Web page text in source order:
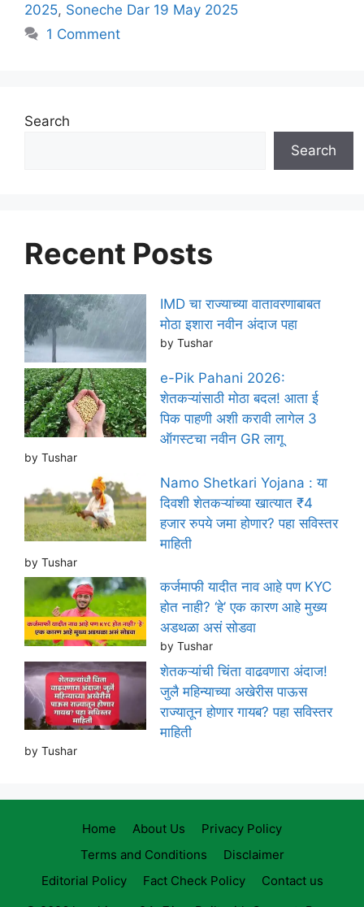
2025, Soneche Dar 19 May 2025
1 Comment
Search
Search
Recent Posts
IMD चा राज्याच्या वातावरणाबाबत
मोठा इशारा नवीन अंदाज पहा
by Tushar
e-Pik Pahani 2026:
शेतकऱ्यांसाठी मोठा बदल! आता ई
पिक पाहणी अशी करावी लागेल 3
ऑगस्टचा नवीन GR लागू
by Tushar
Namo Shetkari Yojana : या
दिवशी शेतकऱ्यांच्या खात्यात ₹4
हजार रुपये जमा होणार? पहा सविस्तर
माहिती
by Tushar
कर्जमाफी यादीत नाव आहे पण KYC
होत नाही? ‘हे’ एक कारण आहे मुख्य
अडथळा असं सोडवा
by Tushar
शेतकऱ्यांची चिंता वाढवणारा अंदाज!
जुलै महिन्याच्या अखेरीस पाऊस
राज्यातून होणार गायब? पहा सविस्तर
माहिती
by Tushar
Home About Us
Privacy Policy
Terms and Conditions
Disclaimer
Editorial Policy
Fact Check Policy
Contact us